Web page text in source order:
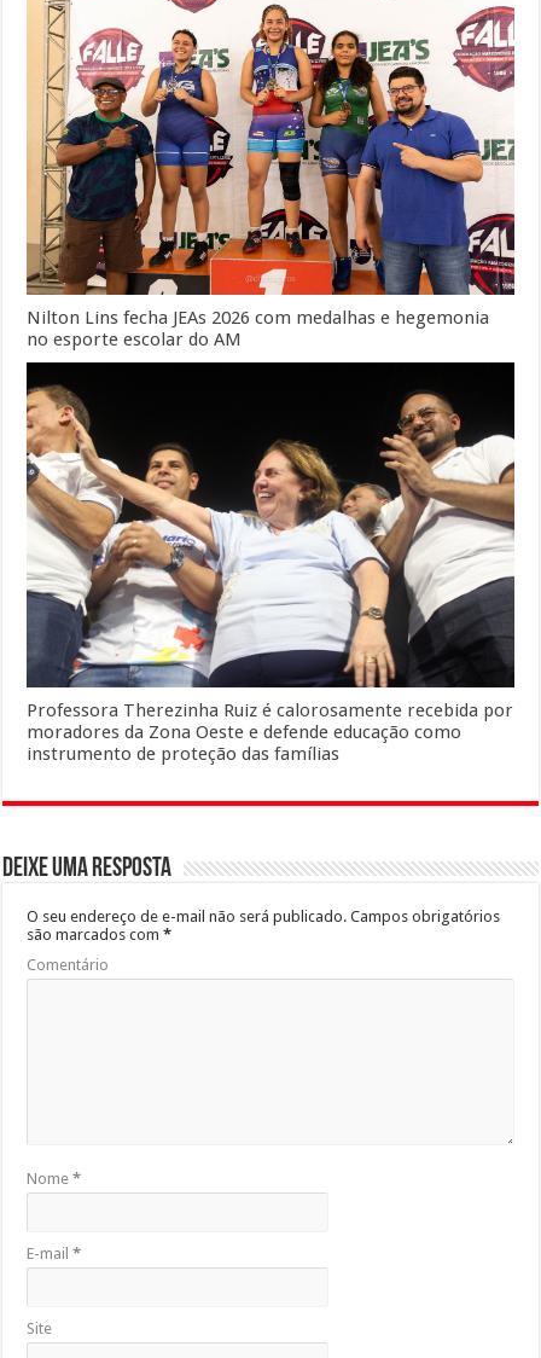
Nilton Lins fecha JEAs 2026 com medalhas e hegemonia
no esporte escolar do AM
Professora Therezinha Ruiz é calorosamente recebida por
moradores da Zona Oeste e defende educação como
instrumento de proteção das famílias
Deixe uma resposta
O seu endereço de e-mail não será publicado. Campos obrigatórios
são marcados com*
Comentário
Nome*
E-mail*
Site